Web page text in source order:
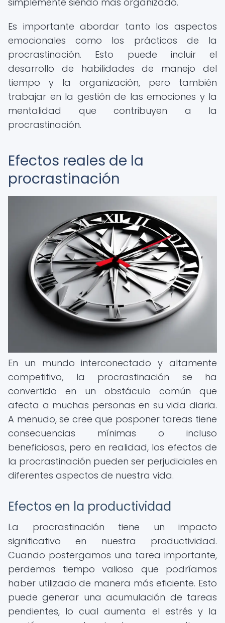
Es importante abordar tanto los aspectos
emocionales como los prácticos de la
procrastinación. Esto puede incluir el
desarrollo de habilidades de manejo del
tiempo y la organización, pero también
trabajar en la gestión de las emociones y la
mentalidad que contribuyen a la
procrastinación.
Efectos reales de la
procrastinación
En un mundo interconectado y altamente
competitivo, la procrastinación se ha
convertido en un obstáculo común que
afecta a muchas personas en su vida diaria.
A menudo, se cree que posponer tareas tiene
consecuencias mínimas o incluso
beneficiosas, pero en realidad, los efectos de
la procrastinación pueden ser perjudiciales en
diferentes aspectos de nuestra vida.
Efectos en la productividad
La procrastinación tiene un impacto
significativo en nuestra productividad.
Cuando postergamos una tarea importante,
perdemos tiempo valioso que podríamos
haber utilizado de manera más eficiente. Esto
puede generar una acumulación de tareas
pendientes, lo cual aumenta el estrés y la